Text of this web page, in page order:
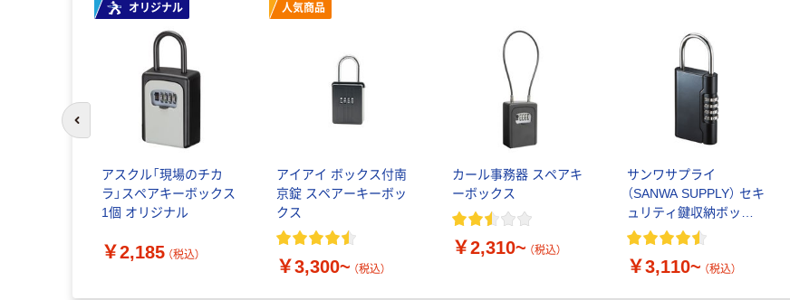
オリジナル
アスクル「現場のチカ
ラ」スペアキーボックス
1個 オリジナル
￥2,185 （税込）
人気商品
アイアイ ボックス付南
京錠 スペアーキーボッ
クス
￥3,300~ （税込）
カール事務器 スペアキ
ーボックス
￥2,310~ （税込）
サンワサプライ
（SANWA SUPPLY） セキ
ュリティ鍵収納ボック
ス
￥3,110~ （税込）